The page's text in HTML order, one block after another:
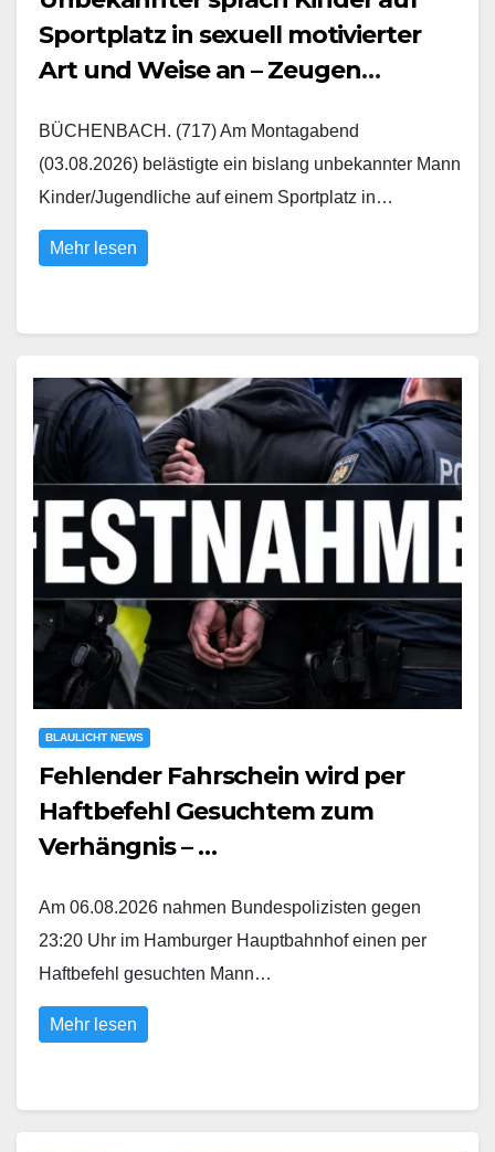
Sportplatz in sexuell motivierter
Art und Weise an – Zeugen
BÜCHENBACH. (717) Am Montagabend
(03.08.2026) belästigte ein bislang unbekannter Mann
Kinder/Jugendliche auf einem Sportplatz in…
Mehr lesen
BLAULICHT NEWS
Fehlender Fahrschein wird per
Haftbefehl Gesuchtem zum
Verhängnis – …
Am 06.08.2026 nahmen Bundespolizisten gegen
23:20 Uhr im Hamburger Hauptbahnhof einen per
Haftbefehl gesuchten Mann…
Mehr lesen